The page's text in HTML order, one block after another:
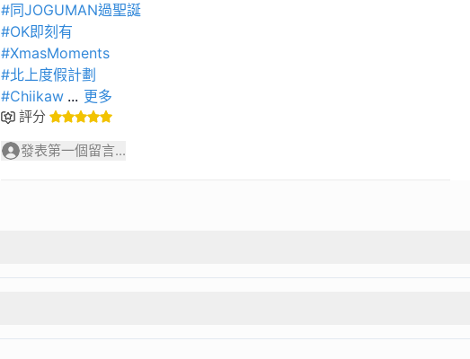
#同JOGUMAN過聖誕
#OK即刻有
#XmasMoments
#北上度假計劃
#Chiikaw ... 更多
評分
發表第一個留言...